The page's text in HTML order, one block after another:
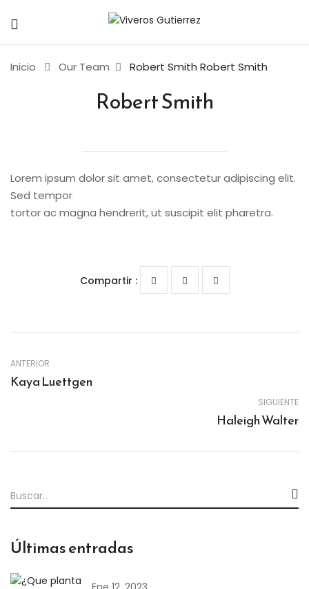
Inicio Our Team Robert Smith Robert Smith
Robert Smith
Últimas entradas
Lorem ipsum dolor sit amet, consectetur adipiscing elit.
Sed tempor
tortor ac magna hendrerit, ut suscipit elit pharetra.
Compartir :
ANTERIOR
Kaya Luettgen
SIGUIENTE
Haleigh Walter